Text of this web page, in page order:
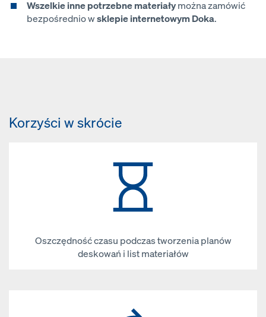
Wszelkie inne potrzebne materiałymożna zamówić
bezpośrednio wsklepie internetowym Doka.
Korzyści w skrócie
Oszczędność czasu podczas tworzenia planów
deskowań i list materiałów